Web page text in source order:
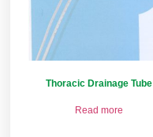
Thoracic Drainage Tube
Read more